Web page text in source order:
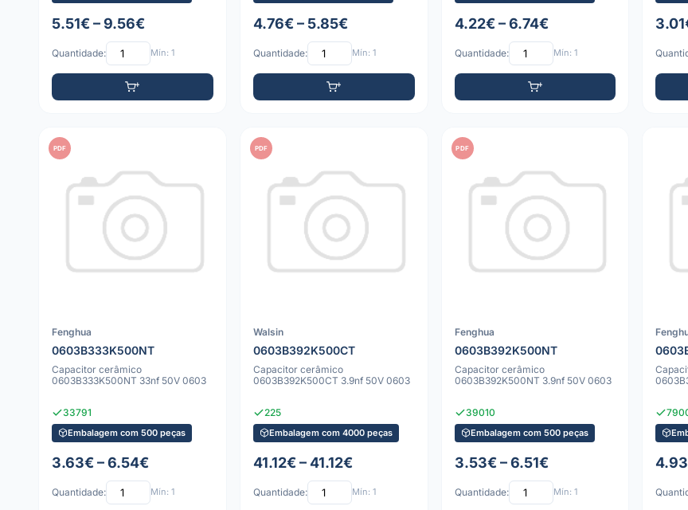
5.51€ – 9.56€
Quantidade: Mín: 1
4.76€ – 5.85€
Quantidade: Mín: 1
4.22€ – 6.74€
Quantidade: Mín: 1
PDF
Fenghua
0603B333K500NT
Capacitor cerâmico
0603B333K500NT 33nf 50V 0603
33791
Embalagem com 500 peças
3.63€ – 6.54€
Quantidade: Mín: 1
PDF
Walsin
0603B392K500CT
Capacitor cerâmico
0603B392K500CT 3.9nf 50V 0603
225
Embalagem com 4000 peças
41.12€ – 41.12€
Quantidade: Mín: 1
PDF
Fenghua
0603B392K500NT
Capacitor cerâmico
0603B392K500NT 3.9nf 50V 0603
39010
Embalagem com 500 peças
3.53€ – 6.51€
Quantidade: Mín: 1